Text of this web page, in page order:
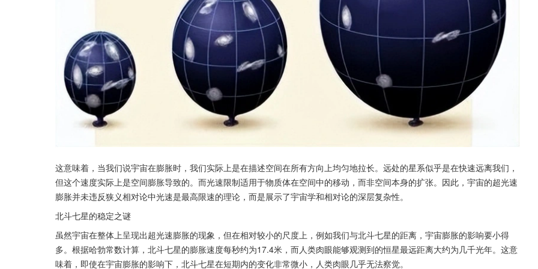
这意味着，当我们说宇宙在膨胀时，我们实际上是在描述空间在所有方向上均匀地拉长。远处的星系似乎是在快速远离我们，
但这个速度实际上是空间膨胀导致的。而光速限制适用于物质体在空间中的移动，而非空间本身的扩张。因此，宇宙的超光速
膨胀并未违反狭义相对论中光速是最高限速的理论，而是展示了宇宙学和相对论的深层复杂性。
北斗七星的稳定之谜
虽然宇宙在整体上呈现出超光速膨胀的现象，但在相对较小的尺度上，例如我们与北斗七星的距离，宇宙膨胀的影响要小得
多。根据哈勃常数计算，北斗七星的膨胀速度每秒约为17.4米，而人类肉眼能够观测到的恒星最远距离大约为几千光年。这意
味着，即使在宇宙膨胀的影响下，北斗七星在短期内的变化非常微小，人类肉眼几乎无法察觉。